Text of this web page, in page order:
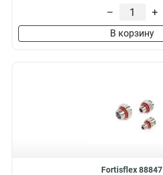
– +
В корзину
Fortisflex 88847